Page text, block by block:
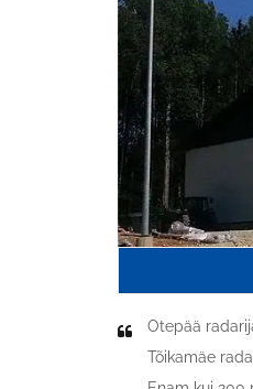
Otepää
Tõikamäe